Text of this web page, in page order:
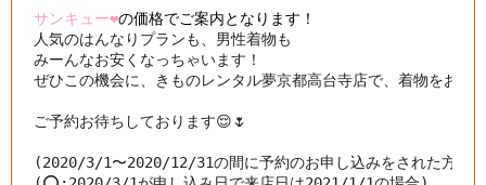
サンキュー❤️の価格でご案内となります！
人気のはんなりプランも、男性着物も
みーんなお安くなっちゃいます！
ぜひこの機会に、きものレンタル夢京都高台寺店で、着物をお楽
ご予約お待ちしております😌🌷
(2020/3/1〜2020/12/31の間に予約のお申し込みをされた方が